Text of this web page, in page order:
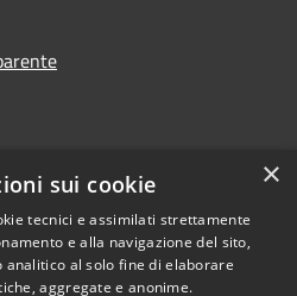
×
sui cookie
tecnici e assimilati strettamente
e alla navigazione del sito,
analitico al solo fine di elaborare
aggregate e anonime.